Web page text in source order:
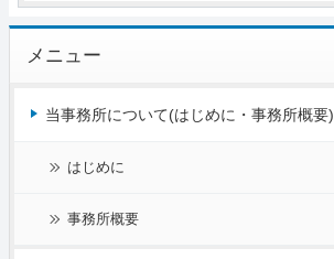
メニュー
当事務所について(はじめに・事務所概要)
はじめに
事務所概要